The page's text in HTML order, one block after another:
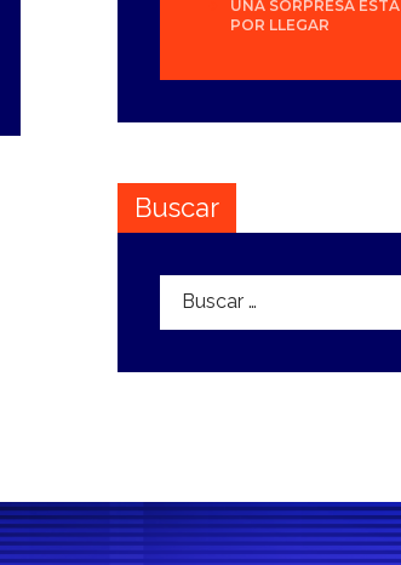
UNA SORPRESA ESTÁ
POR LLEGAR
Buscar
Buscar: